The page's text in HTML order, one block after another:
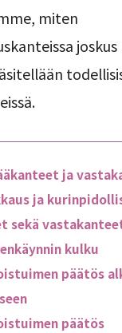
miten
ja
ja
sekä
kulku
päätös
päätös